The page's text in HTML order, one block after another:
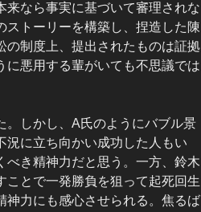
来なら事実に基づいて審理されな
ストーリーを構築し、捏造した陳
の制度上、提出されたものは証拠
悪用する輩がいても不思議では
。しかし、A氏のようにバブル景
況に立ち向かい成功した人もい
べき精神力だと思う。一方、鈴木
とで一発勝負を狙って起死回生
神力にも感心させられる。焦るば